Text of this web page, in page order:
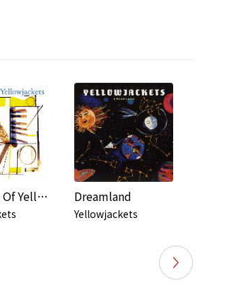
The Best Of Yellowjackets Dreamland
Yellowjackets